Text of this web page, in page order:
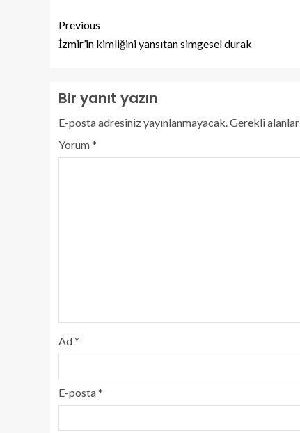
Previous
İzmir’in kimliğini yansıtan simgesel durak
Bir yanıt yazın
E-posta adresiniz yayınlanmayacak.Gerekli alanlar
Yorum*
Ad*
E-posta*